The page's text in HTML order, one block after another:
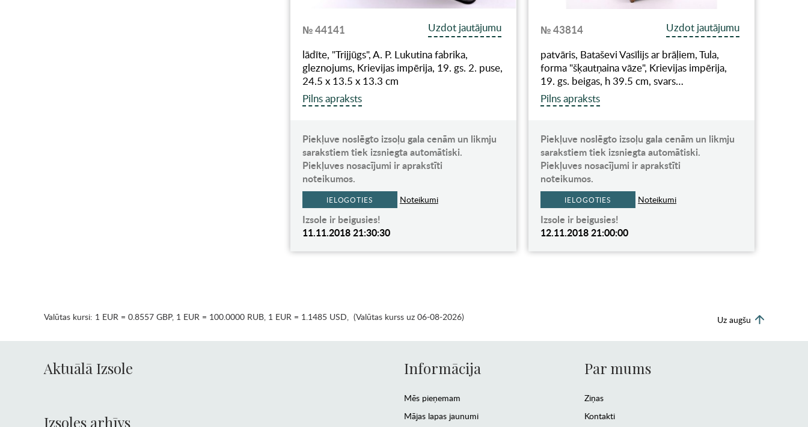
№ 44141
Uzdot jautājumu
lādīte, "Trijjūgs", A. P. Lukutina fabrika,
gleznojums, Krievijas impērija, 19. gs. 2. puse,
24.5 x 13.5 x 13.3 cm
Pilns apraksts
Piekļuve noslēgto izsoļu gala cenām un likmju
sarakstiem tiek izsniegta automātiski.
Piekļuves nosacījumi ir aprakstīti
noteikumos.
IELOGOTIES Noteikumi
Izsole ir beigusies!
11.11.2018 21:30:30
№ 43814
Uzdot jautājumu
patvāris, Bataševi Vasīlijs ar brāļiem, Tula,
forma "šķautņaina vāze", Krievijas impērija,
19. gs. beigas, h 39.5 cm, svars…
Pilns apraksts
Piekļuve noslēgto izsoļu gala cenām un likmju
sarakstiem tiek izsniegta automātiski.
Piekļuves nosacījumi ir aprakstīti
noteikumos.
IELOGOTIES Noteikumi
Izsole ir beigusies!
12.11.2018 21:00:00
Valūtas kursi: 1 EUR = 0.8557 GBP, 1 EUR = 100.0000 RUB, 1 EUR = 1.1485 USD (Valūtas kurss uz 06-08-2026) Uz augšu
Aktuālā Izsole
Izsoles arhīvs
Informācija
Mēs pieņemam
Mājas lapas jaunumi
Par mums
Ziņas
Kontakti